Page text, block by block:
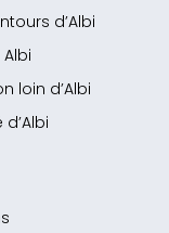
d’Albi
loin d’Albi